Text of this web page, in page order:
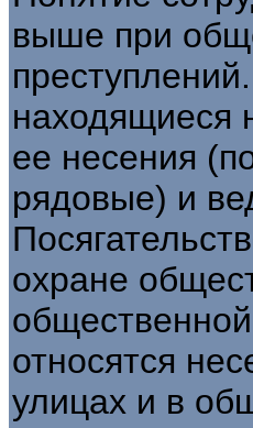
выше при
находящиеся
ее несения
рядовые) и
охране
относятся
улицах и в